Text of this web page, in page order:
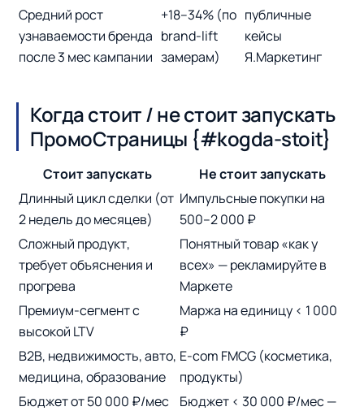
Средний рост
узнаваемости бренда
после 3 мес кампании
+18–34% (по
brand-lift
замерам)
публичные
кейсы
Я.Маркетинг
Когда стоит / не стоит запускать
ПромоСтраницы {#kogda-stoit}
Стоит запускать
Не стоит запускать
Длинный цикл сделки (от
2 недель до месяцев)
Импульсные покупки на
500–2 000 ₽
Сложный продукт,
требует объяснения и
прогрева
Понятный товар «как у
всех» — рекламируйте в
Маркете
Премиум-сегмент с
высокой LTV
Маржа на единицу < 1 000
₽
B2B, недвижимость, авто,
медицина, образование
E-com FMCG (косметика,
продукты)
Бюджет от 50 000 ₽/мес
Бюджет < 30 000 ₽/мес —